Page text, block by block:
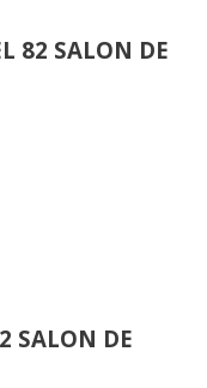
82 SALON DE
SALON DE